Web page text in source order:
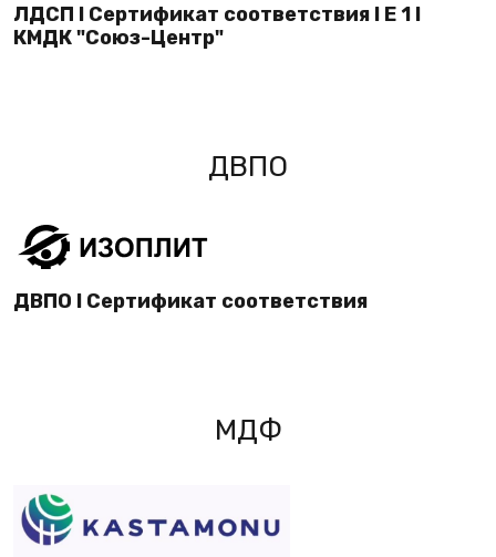
ЛДСП I Сертификат соответствия I E 1 I
КМДК "Союз-Центр"
ДВПО
ДВПО I Сертификат соответствия
МДФ